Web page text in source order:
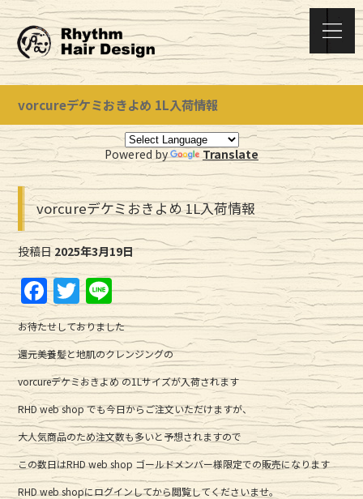
vorcureデケミおきよめ 1L入荷情報
Powered by Translate
vorcureデケミおきよめ 1L入荷情報
投稿日 2025年3月19日
F
a
c
e
b
o
o
k
T
w
it
te
r
Li
n
e
お待たせしておりました
還元美養髪と地肌のクレンジングの
vorcureデケミおきよめ の1Lサイズが入荷されます
RHD web shop でも今日からご注文いただけますが、
大人気商品のため注文数も多いと予想されますので
この数日はRHD web shop ゴールドメンバー様限定での販売になります
RHD web shopにログインしてから閲覧してくださいませ。